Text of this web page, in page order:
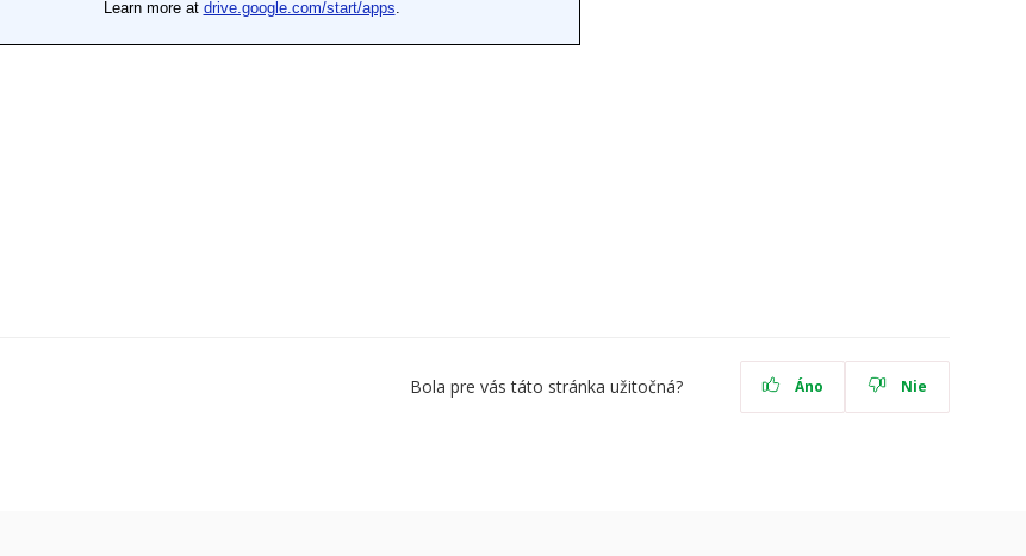
Bola pre vás táto stránka užitočná? Áno Nie